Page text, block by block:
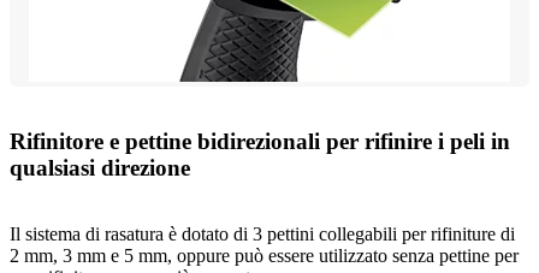
Rifinitore e pettine bidirezionali per rifinire i peli in
qualsiasi direzione
Il sistema di rasatura è dotato di 3 pettini collegabili per rifiniture di
2 mm, 3 mm e 5 mm, oppure può essere utilizzato senza pettine per